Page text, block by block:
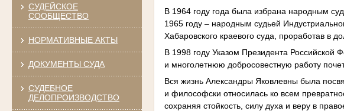
СУДЕЙСКОЕ
СООБЩЕСТВО
НОРМАТИВНЫЕ АКТЫ
ДОКУМЕНТЫ СУДА
СУДЕБНОЕ
ДЕЛОПРОИЗВОДСТВО
В 1964 году года была избрана народным
1965 году – народным судьей
Хабаровского краевого суда, проработав в
В 1998 году Указом Президента Российской
и многолетнюю добросовестную работу
Вся жизнь Александры Яковлевны была
и философски относилась ко всем
сохраняя стойкость, силу духа и веру в